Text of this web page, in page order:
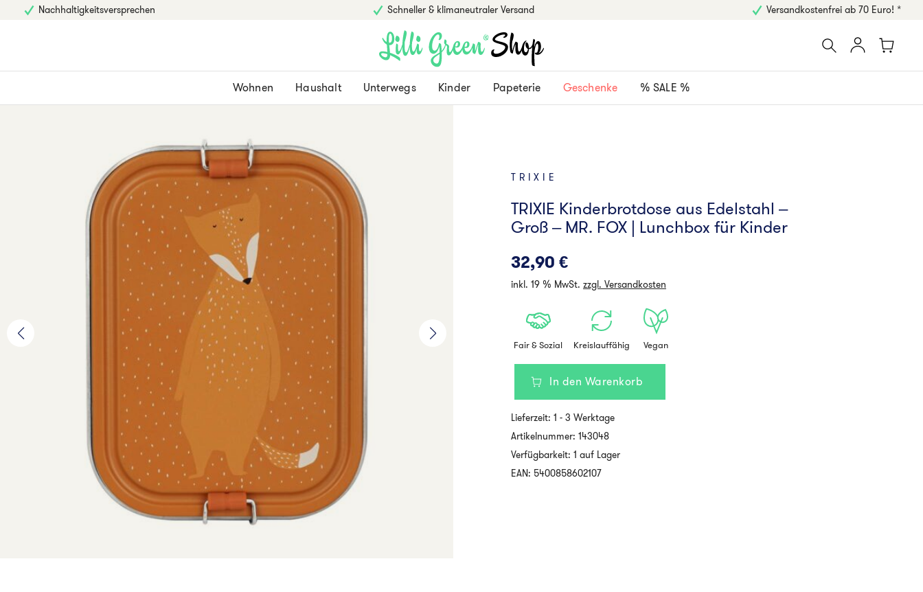
Nachhaltigkeitsversprechen Schneller & klimaneutraler Versand Versandkostenfrei ab 70 Euro! *
Wohnen Haushalt Unterwegs Kinder Papeterie Geschenke % SALE %
TRIXIE
TRIXIE Kinderbrotdose aus Edelstahl –
Groß – MR. FOX | Lunchbox für Kinder
32,90 €
inkl. 19 % MwSt. zzgl. Versandkosten
Fair & Sozial Kreislauffähig Vegan
TRIXIE
Kinderbrotdose
aus
Edelstahl
–
Groß
–
MR.
In den Warenkorb
Lieferzeit: 1 - 3 Werktage
Artikelnummer: 143048
Verfügbarkeit: 1 auf Lager
EAN: 5400858602107